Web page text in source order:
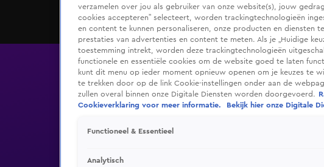
verzamelen over jou als gebruiker van onze website(s), jouw
cookies accepteren” selecteert, worden trackingtechnologieën
en content te kunnen personaliseren, onze producten en diensten
prestaties van advertenties en content te meten. Als je „Huidige
toestemming intrekt, worden deze trackingtechnologieën
functionele en essentiële cookies om de website goed te laten
kunt dit menu op ieder moment opnieuw openen om je keuzes te
te trekken door op de link Cookie-instellingen onder aan de
zullen overal binnen onze Digitale Diensten worden doorgevoerd.
Cookieverklaring voor meer informatie.
Bekijk hier onze Digitale
Functioneel & Essentieel
Analytisch